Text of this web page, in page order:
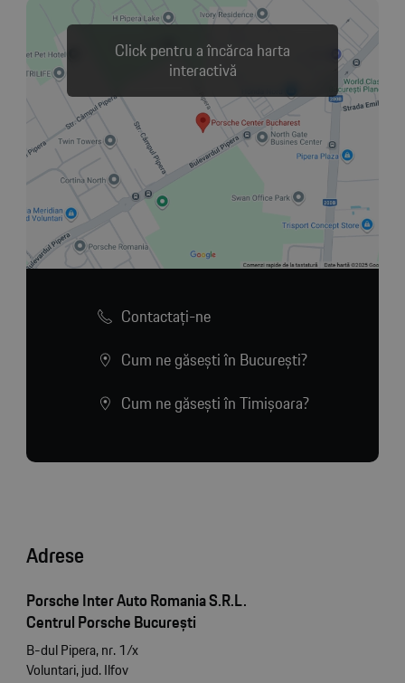
Click pentru a încărca harta
interactivă
Contactaţi-ne
Cum ne găsești în București?
Cum ne găsești în Timișoara?
Adrese
Porsche Inter Auto Romania S.R.L.
Centrul Porsche București
B-dul Pipera, nr. 1/x
Voluntari, jud. Ilfov